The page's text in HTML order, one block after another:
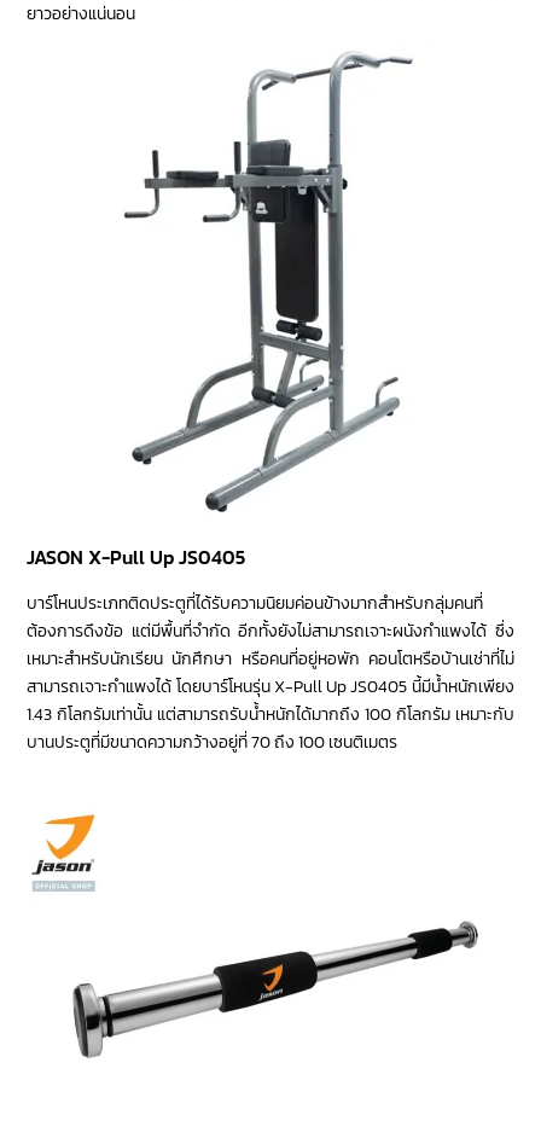
ยาวอย่างแน่นอน
JASON X-Pull Up JS0405
บาร์โหนประเภทติดประตูที่ได้รับความนิยมค่อนข้างมากสำหรับกลุ่มคนที่
ต้องการดึงข้อ แต่มีพื้นที่จำกัด อีกทั้งยังไม่สามารถเจาะผนังกำแพงได้ ซึ่ง
เหมาะสำหรับนักเรียน นักศึกษา หรือคนที่อยู่หอพัก คอนโตหรือบ้านเช่าที่ไม่
สามารถเจาะกำแพงได้ โดยบาร์โหนรุ่น X-Pull Up JS0405 นี้มีน้ำหนักเพียง
1.43 กิโลกรัมเท่านั้น แต่สามารถรับน้ำหนักได้มากถึง 100 กิโลกรัม เหมาะกับ
บานประตูที่มีขนาดความกว้างอยู่ที่ 70 ถึง 100 เซนติเมตร